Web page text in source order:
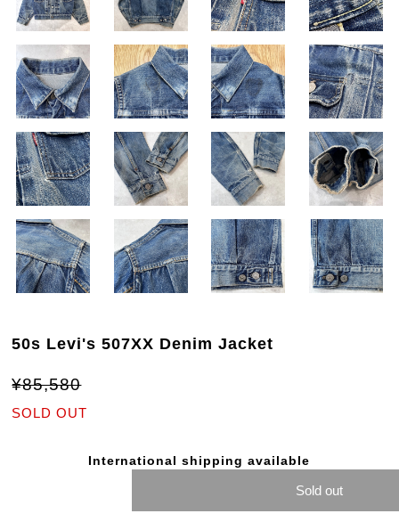
50s Levi's 507XX Denim Jacket
¥85,580
SOLD OUT
International shipping available
Sold out